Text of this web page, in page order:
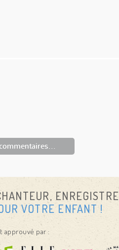
ENREGISTRE
VOTRE ENFANT !
approuvé par :